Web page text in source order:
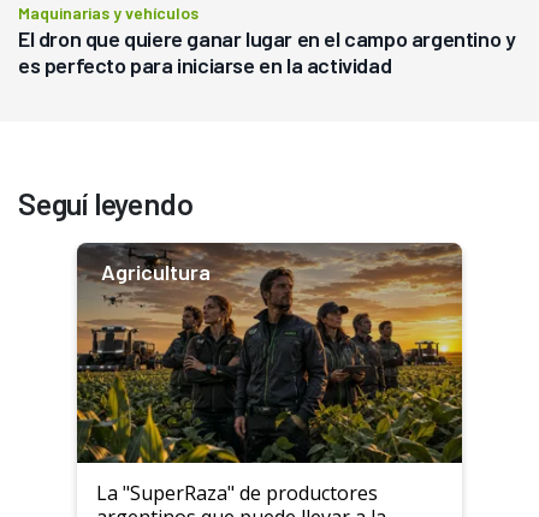
Maquinarias y vehículos
El dron que quiere ganar lugar en el campo argentino y
es perfecto para iniciarse en la actividad
Seguí leyendo
Agricultura
La "SuperRaza" de productores